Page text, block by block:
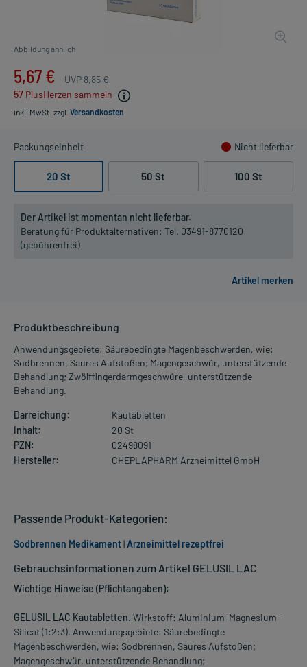
Abbildung ähnlich
5,67 € UVP8,85 €
57 PlusHerzen sammeln
inkl. MwSt. zzgl. Versandkosten
Packungseinheit Nicht lieferbar
20 St 50 St 100 St
Der Artikel ist momentan nicht lieferbar.
Beratung für Produktalternativen: Tel. 03491-8770120
(gebührenfrei)
Produktbeschreibung
Anwendungsgebiete: Säurebedingte Magenbeschwerden, wie:
Sodbrennen, Saures Aufstoßen; Magengeschwür, unterstützende
Behandlung; Zwölffingerdarmgeschwüre, unterstützende
Behandlung.
Darreichung:
Kautabletten
Inhalt:
20 St
PZN:
02498091
Hersteller:
CHEPLAPHARM Arzneimittel GmbH
Gebrauchsinformationen zum Artikel GELUSIL LAC
Wichtige Hinweise (Pflichtangaben):
GELUSIL LAC Kautabletten. Wirkstoff: Aluminium-Magnesium-
Silicat (1:2:3). Anwendungsgebiete: Säurebedingte
Magenbeschwerden, wie: Sodbrennen, Saures Aufstoßen;
Magengeschwür, unterstützende Behandlung;
Passende Produkt-Kategorien:
Sodbrennen Medikament|Arzneimittel rezeptfrei